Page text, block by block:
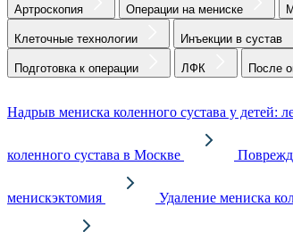
Артроскопия Операции на мениске
Клеточные технологии Инъекции в сустав
Подготовка к операции ЛФК После
Надрыв мениска коленного сустава у детей:
коленного сустава в Москве
менискэктомия Удаление мениска